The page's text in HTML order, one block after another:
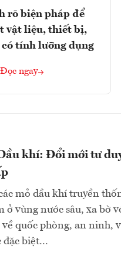
rõ biện pháp để
vật liệu, thiết bị,
có tính lưỡng dụng
Đọc ngay
khí: Đổi mới tư
mỏ dầu khí truyền
ở vùng nước sâu, xa bờ
về quốc phòng, an ninh,
đặc biệt...